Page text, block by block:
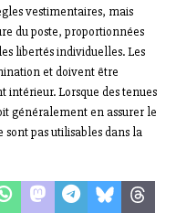
vestimentaires, mais
du poste, proportionnées
libertés individuelles. Les
et doivent être
Lorsque des tenues
généralement en assurer le
pas utilisables dans la